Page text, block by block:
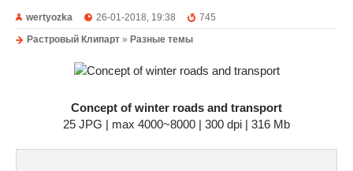
wertyozka 26-01-2018, 19:38
745
Растровый Клипарт » Разные темы
Concept of winter roads and transport
25 JPG | max 4000~8000 | 300 dpi | 316 Mb